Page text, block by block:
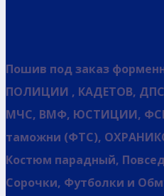
Пошив под заказ
ПОЛИЦИИ , КАДЕТОВ,
МЧС, ВМФ, ЮСТИЦИИ,
таможни (ФТС),
Костюм парадный,
Сорочки, Футболки и